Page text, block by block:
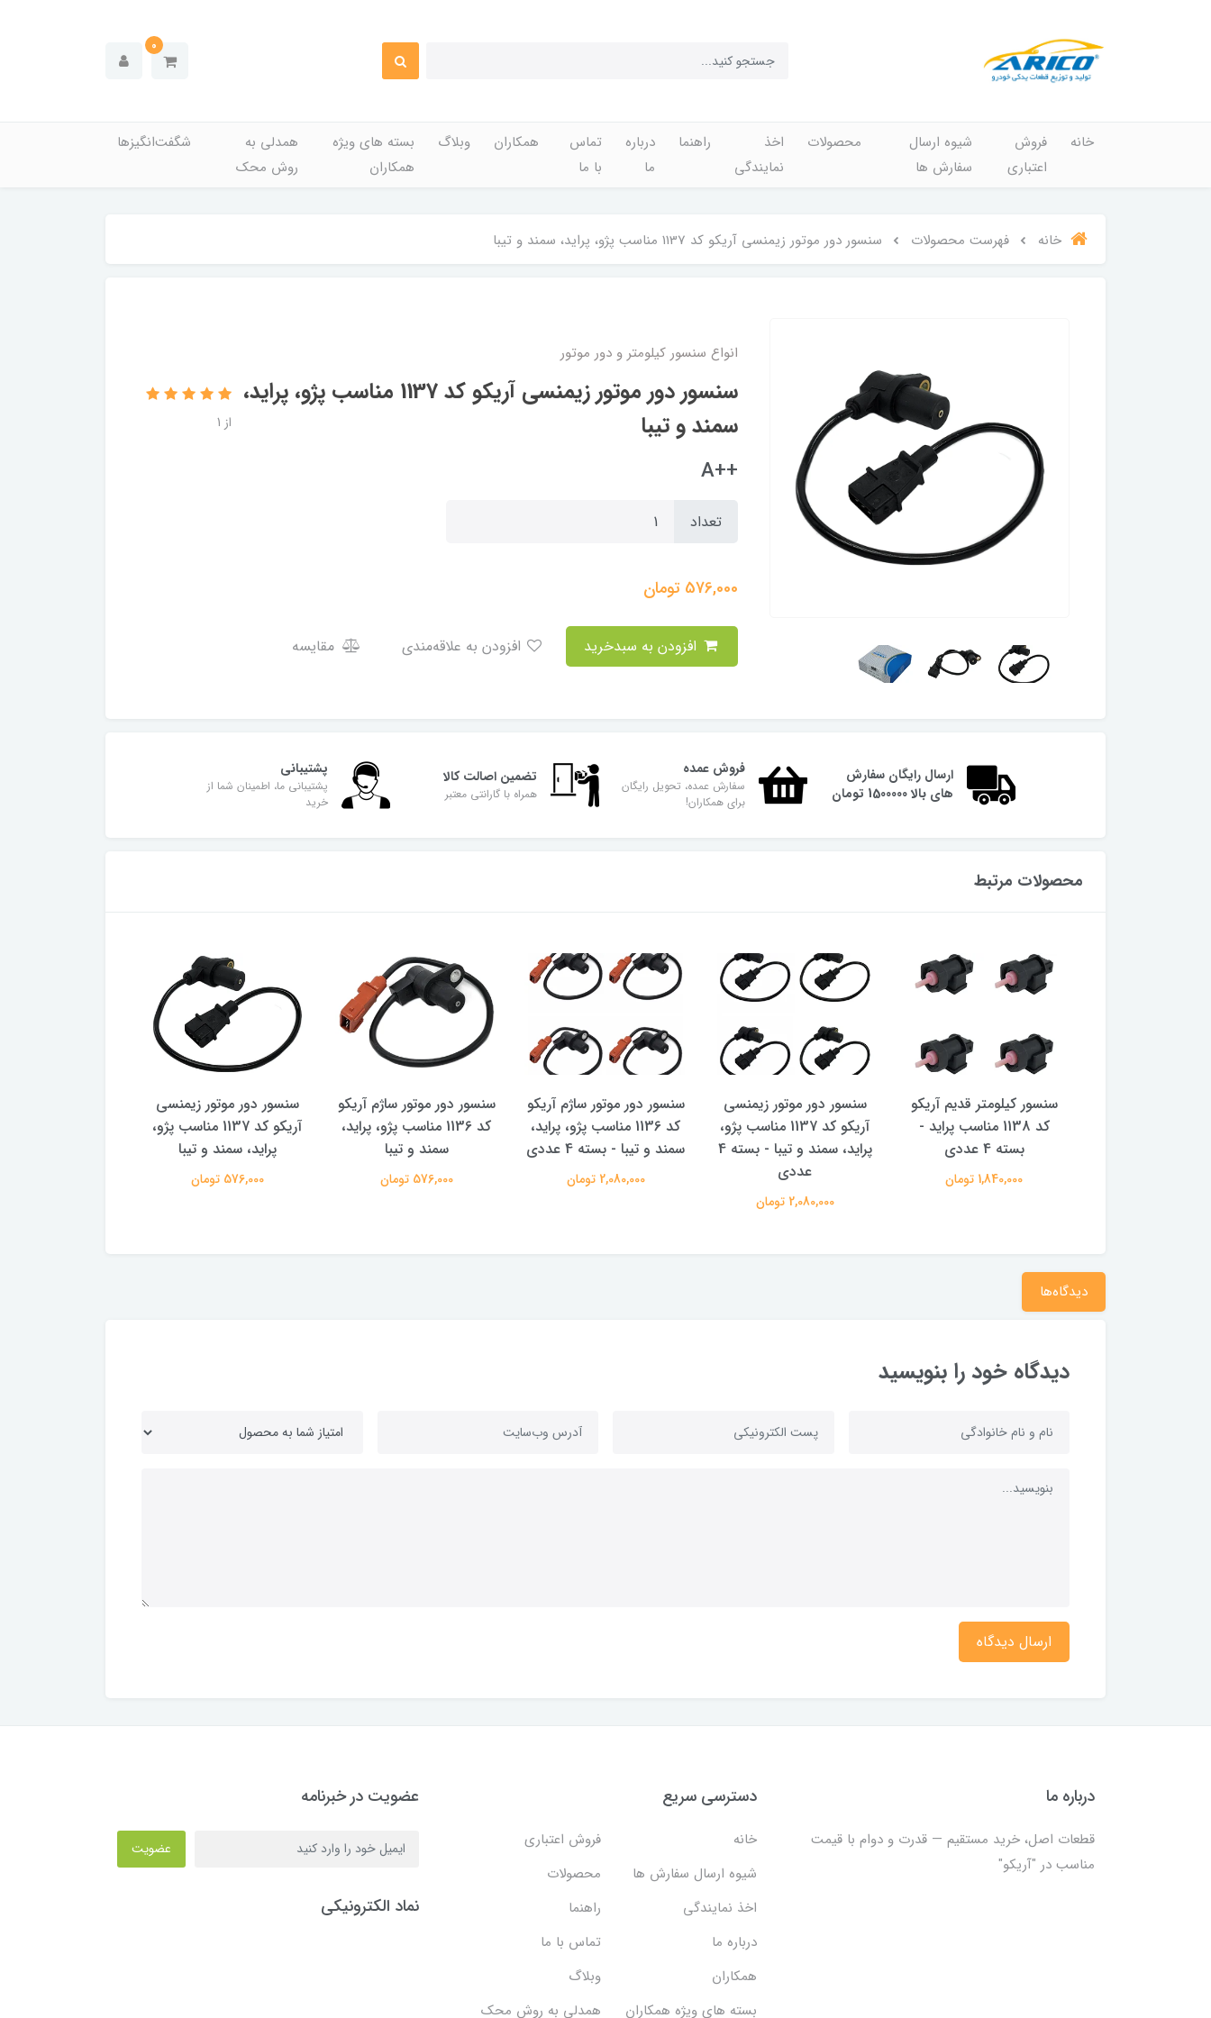
0
خانه
فروش
اعتباری
شیوه ارسال
سفارش ها
محصولات
اخذ
نمایندگی
راهنما
درباره
ما
تماس
با ما
همکاران وبلاگ
بسته های ویژه
همکاران
همدلی به
روش محک
شگفت‌انگیزها
خانه فهرست محصولات سنسور دور موتور زیمنسی آریکو کد 1137 مناسب پژو، پراید، سمند و تیبا
انواع سنسور کیلومتر و دور موتور
سنسور دور موتور زیمنسی آریکو کد 1137 مناسب پژو، پراید،
سمند و تیبا
از 1
++A
تعداد
576,000 تومان
مقایسه
ارسال رایگان سفارش
های بالا 1500000 تومان
فروش عمده
سفارش عمده، تحویل رایگان
برای همکاران!
تضمین اصالت کالا
همراه با گارانتی معتبر
پشتیبانی
پشتیبانی ما، اطمینان شما از
خرید
محصولات مرتبط
سنسور کیلومتر قدیم آریکو
کد 1138 مناسب پراید -
بسته 4 عددی
1,840,000 تومان
سنسور دور موتور زیمنسی
آریکو کد 1137 مناسب پژو،
پراید، سمند و تیبا - بسته 4
عددی
2,080,000 تومان
سنسور دور موتور ساژم آریکو
کد 1136 مناسب پژو، پراید،
سمند و تیبا - بسته 4 عددی
2,080,000 تومان
سنسور دور موتور ساژم آریکو
کد 1136 مناسب پژو، پراید،
سمند و تیبا
576,000 تومان
سنسور دور موتور زیمنسی
آریکو کد 1137 مناسب پژو،
پراید، سمند و تیبا
576,000 تومان
دیدگاه‌ها
دیدگاه خود را بنویسید
ارسال دیدگاه
درباره ما
قطعات اصل، خرید مستقیم — قدرت و دوام با قیمت
مناسب در "آریکو"
دسترسی سریع
خانه
فروش اعتباری
شیوه ارسال سفارش ها
محصولات
اخذ نمایندگی
راهنما
درباره ما
تماس با ما
همکاران
وبلاگ
بسته های ویژه همکاران
همدلی به روش محک
عضویت در خبرنامه
عضویت
نماد الکترونیکی